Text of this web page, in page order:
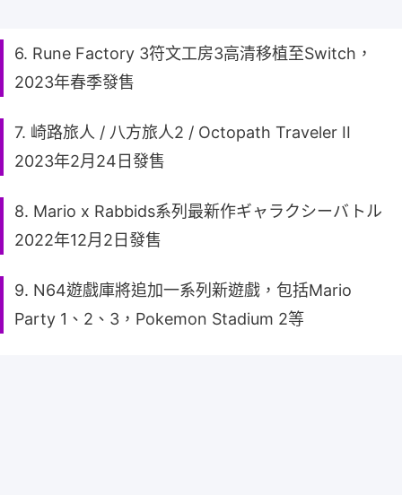
6. Rune Factory 3符文工房3高清移植至Switch，
2023年春季發售
7. 崎路旅人 / 八方旅人2 / Octopath Traveler II
2023年2月24日發售
8. Mario x Rabbids系列最新作ギャラクシーバトル
2022年12月2日發售
9. N64遊戲庫將追加一系列新遊戲，包括Mario
Party 1、2、3，Pokemon Stadium 2等